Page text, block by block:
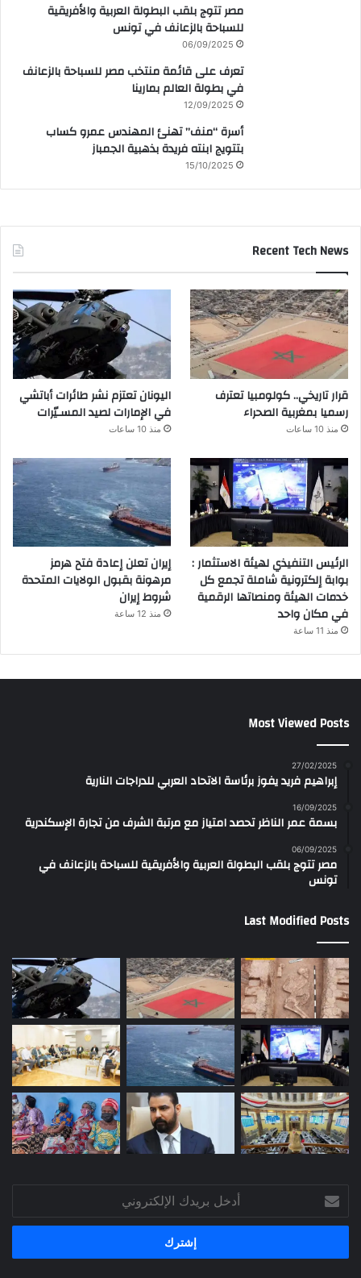
مصر تتوج بلقب البطولة العربية والأفريقية
للسباحة بالزعانف في تونس
06/09/2025
تعرف على قائمة منتخب مصر للسباحة بالزعانف
في بطولة العالم بمارينا
12/09/2025
أسرة “منف” تهنئ المهندس عمرو كساب
بتتويج ابنته فريدة بذهبية الجمباز
15/10/2025
Recent Tech News
قرار تاريخي.. كولومبيا تعترف
رسميا بمغربية الصحراء
منذ 10 ساعات
اليونان تعتزم نشر طائرات أباتشي
في الإمارات لصيد المسـيّرات
منذ 10 ساعات
الرئيس التنفيذي لهيئة الاستثمار :
بوابة إلكترونية شاملة تجمع كل
خدمات الهيئة ومنصاتها الرقمية
في مكان واحد
منذ 11 ساعة
إيران تعلن إعادة فتح هرمز
مرهونة بقبول الولايات المتحدة
شروط إيران
منذ 12 ساعة
Most Viewed Posts
27/02/2025
إبراهيم فريد يفوز برئاسة الاتحاد العربي للدراجات النارية
16/09/2025
بسمة عمر الناظر تحصد امتياز مع مرتبة الشرف من تجارة الإسكندرية
06/09/2025
مصر تتوج بلقب البطولة العربية والأفريقية للسباحة بالزعانف في
تونس
Last Modified Posts
بريدك
الإلكتروني